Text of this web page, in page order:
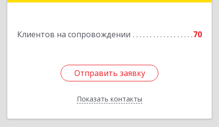
Клиентов на сопровождении 70
Отправить заявку
Показать контакты
Отправить заявку
Назад